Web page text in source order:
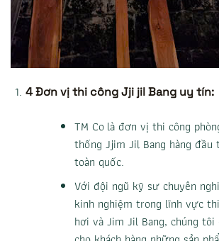
4 Đơn vị thi công Jji jil Bang uy tín:
TM Colà đơn vị thi công
thống Jjim Jil Bang hàng đầu
toàn quốc.
Với đội ngũ kỹ sư chuyên
kinh nghiệm trong lĩnh vực
hơi và Jim Jil Bang, chúng tôi